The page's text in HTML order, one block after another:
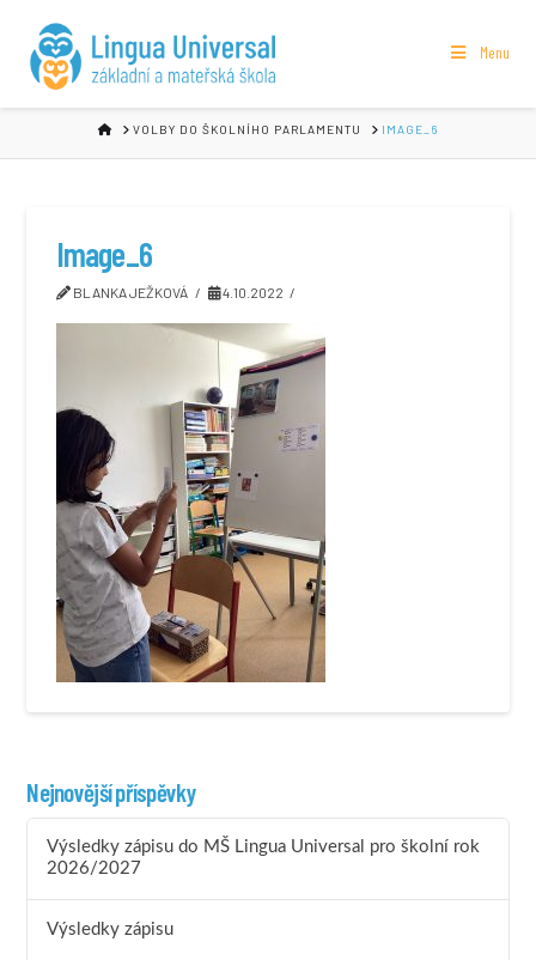
Menu
HOMEVOLBY DO ŠKOLNÍHO PARLAMENTU IMAGE_6
Image_6
BLANKA JEŽKOVÁ 4.10.2022
Nejnovější příspěvky
Výsledky zápisu do MŠ Lingua Universal pro školní rok
2026/2027
Výsledky zápisu